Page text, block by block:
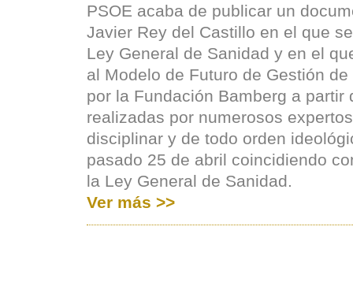
PSOE acaba de publicar un
Javier Rey del Castillo en el que
Ley General de Sanidad y en el
al Modelo de Futuro de Gestión
por la Fundación Bamberg a partir
realizadas por numerosos
disciplinar y de todo orden
pasado 25 de abril coincidiendo
la Ley General de Sanidad.
Ver más >>